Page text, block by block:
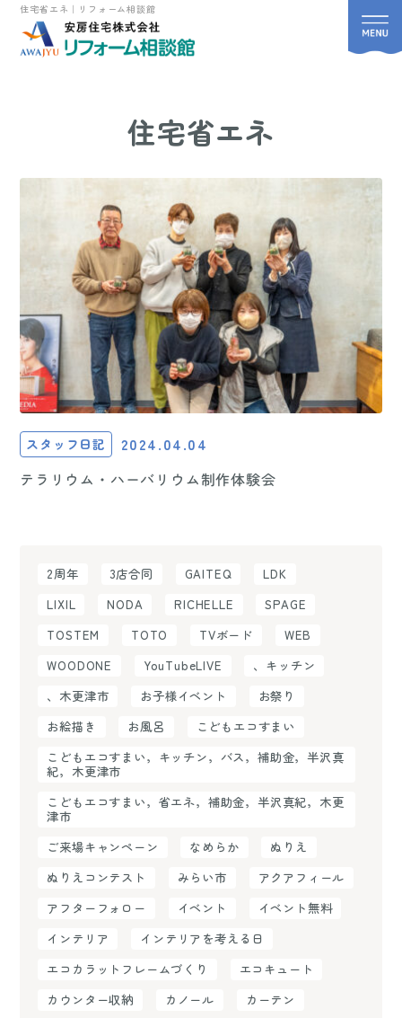
住宅省エネ｜リフォーム相談館
住宅省エネ
スタッフ日記 2024.04.04
テラリウム・ハーバリウム制作体験会
2周年 3店合同 GAITEQ
LDK
LIXIL
NODA RICHELLE
SPAGE
TOSTEM
TOTO TVボード
WEB
WOODONE
YouTubeLIVE
、キッチン
、木更津市
お子様イベント
お祭り
お絵描き
お風呂
こどもエコすまい
こどもエコすまい，キッチン，バス，補助金，半沢真
紀，木更津市
こどもエコすまい，省エネ，補助金，半沢真紀，木更
津市
ご来場キャンペーン
なめらか
ぬりえ
ぬりえコンテスト
みらい市
アクアフィール
アフターフォロー
イベント
イベント無料
インテリア
インテリアを考える日
エコカラットフレームづくり
エコキュート
カウンター収納
カノール
カーテン